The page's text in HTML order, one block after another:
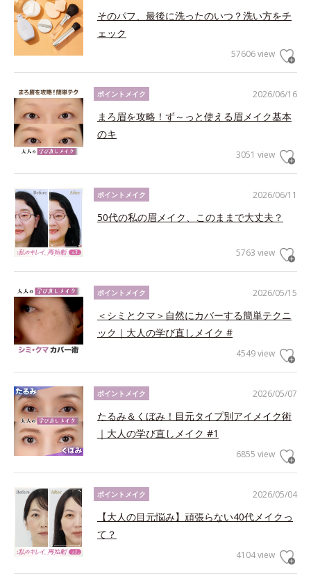
そのパフ、最後に洗ったのいつ？洗い方をチ
ェック
57606 view
2026/06/16
ポイントメイク
まろ眉を攻略！ず～っと使える眉メイク基本
のキ
3051 view
2026/06/11
ポイントメイク
50代の私の眉メイク、このままで大丈夫？
5763 view
2026/05/15
ポイントメイク
＜シミとクマ＞自然にカバーする簡単テクニ
ック｜大人の学び直しメイク #
4549 view
2026/05/07
ポイントメイク
たるみ＆くぼみ！目元タイプ別アイメイク術
｜大人の学び直しメイク #1
6855 view
2026/05/04
ポイントメイク
【大人の目元悩み】頑張らない40代メイクっ
て？
4104 view